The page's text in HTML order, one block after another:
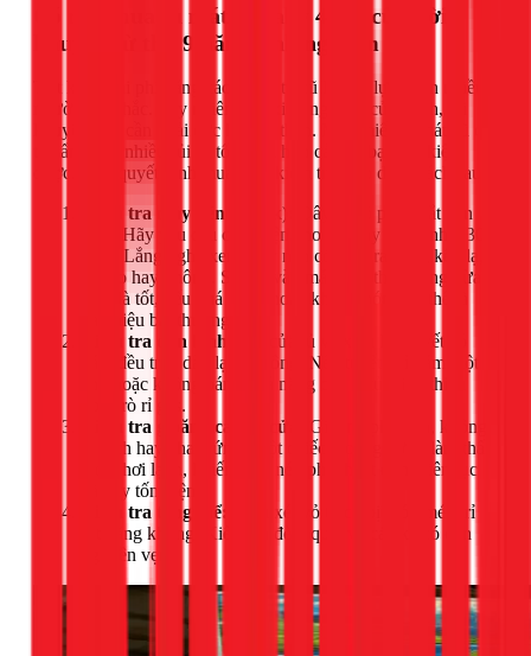
Có nên mua tủ mát Sanaky 400L cũ? Lời
khuyên từ thợ 9 năm kinh nghiệm
Tiết kiệm chi phí bằng cách mua tủ cũ là một lựa chọn nhiều
người cân nhắc. Tuy nhiên, với kinh nghiệm của mình, tôi
khuyên bạn cần phải cực kỳ cẩn thận. Một chiếc tủ mát cũ có
thể ẩn chứa nhiều rủi ro tốn kém hơn cả tiền bạn tiết kiệm
được. Nếu quyết định mua, hãy kiểm tra theo danh sách sau:
Kiểm tra máy nén (Block):
Đây là bộ phận đắt tiền
nhất. Hãy yêu cầu cắm điện cho tủ chạy thử ít nhất 30
phút. Lắng nghe xem máy nén có phát ra tiếng kêu lạ,
gằn to hay không. Sờ tay vào máy nén thấy nóng vừa
phải là tốt, nếu quá nóng hoặc không nóng có thể là
dấu hiệu bất thường.
Kiểm tra dàn lạnh:
Mở cửa tủ và xem lớp tuyết có
bám đều trên dàn lạnh không. Nếu tuyết chỉ bám một
chỗ hoặc không bám, khả năng cao là tủ đã bị thiếu
hoặc rò rỉ gas.
Kiểm tra gioăng cao su cửa:
Gioăng phải kín, không
bị rách hay chai cứng. Một chiếc gioăng hở sẽ làm thất
thoát hơi lạnh, khiến máy nén phải hoạt động liên tục
và gây tốn điện.
Kiểm tra tổng thể:
Xem xét vỏ tủ có bị móp méo, rỉ
sét nặng không. Kiểm tra đèn, quạt và các kệ có còn
nguyên vẹn.